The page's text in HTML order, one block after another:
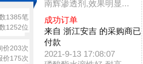
1385笔
1252位
价203次
价175次
成功订单
来自 浙江安吉 的采购商已
付款
2021-9-13 17:08:07
磷酸酯水溶性好,耐高...